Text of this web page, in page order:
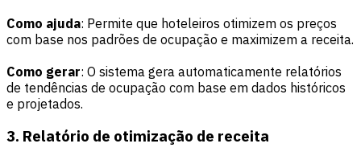
Como ajuda: Permite que hoteleiros otimizem os preços
com base nos padrões de ocupação e maximizem a receita.
Como gerar: O sistema gera automaticamente relatórios
de tendências de ocupação com base em dados históricos
e projetados.
3. Relatório de otimização de receita